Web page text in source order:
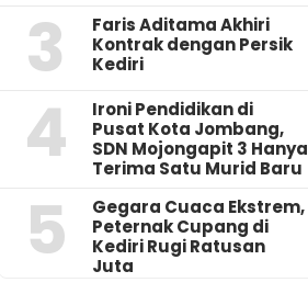
3
Faris Aditama Akhiri
Kontrak dengan Persik
Kediri
4
Ironi Pendidikan di
Pusat Kota Jombang,
SDN Mojongapit 3 Hanya
Terima Satu Murid Baru
5
‎Gegara Cuaca Ekstrem,
Peternak Cupang di
Kediri Rugi Ratusan
Juta